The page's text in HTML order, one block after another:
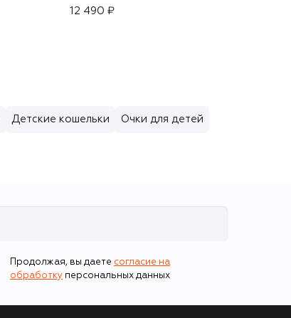
12 490 ₽
Детские кошельки Очки для детей
Продолжая, вы даете согласие на
обработку персональных данных